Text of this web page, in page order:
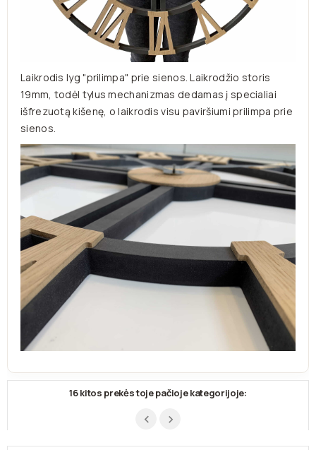
Laikrodis lyg "prilimpa" prie sienos. Laikrodžio storis
19mm, todėl tylus mechanizmas dedamas į specialiai
išfrezuotą kišenę, o laikrodis visu paviršiumi prilimpa prie
sienos.
16 kitos prekės toje pačioje kategorijoje: